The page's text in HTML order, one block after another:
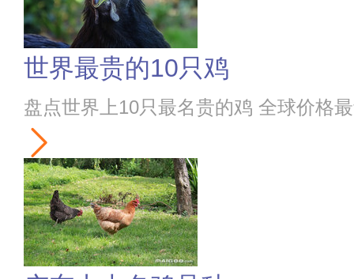
世界最贵的10只鸡
盘点世界上10只最名贵的鸡 全球价格